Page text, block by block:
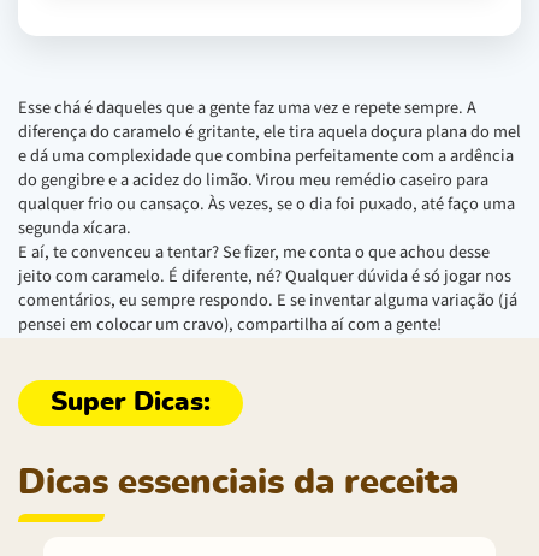
Esse chá é daqueles que a gente faz uma vez e repete sempre. A
diferença do caramelo é gritante, ele tira aquela doçura plana do mel
e dá uma complexidade que combina perfeitamente com a ardência
do gengibre e a acidez do limão. Virou meu remédio caseiro para
qualquer frio ou cansaço. Às vezes, se o dia foi puxado, até faço uma
segunda xícara.
E aí, te convenceu a tentar? Se fizer, me conta o que achou desse
jeito com caramelo. É diferente, né? Qualquer dúvida é só jogar nos
comentários, eu sempre respondo. E se inventar alguma variação (já
pensei em colocar um cravo), compartilha aí com a gente!
Dicas essenciais da receita